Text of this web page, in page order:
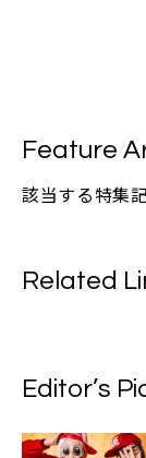
Feature
該当する特集
Related
Editor’s